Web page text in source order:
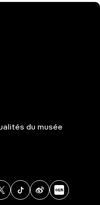
du musée
Instagram
X TikTokWeibo